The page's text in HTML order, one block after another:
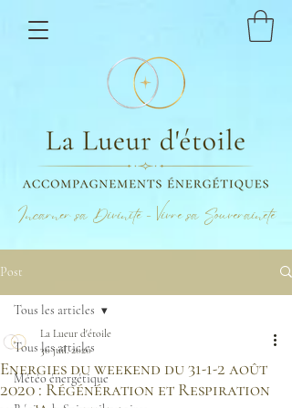
Incarner sa Divinité - Vivre sa Souveraineté
Post
Tous les articles
Météo énergétique
Tous les articles
Energies du weekend du 31-1-2 août
2020 : Régénération et Respiration
La Lueur d'étoile
30 juil. 2020